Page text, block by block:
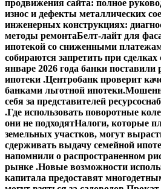
продвижения сайта: полное
износ и дефекты металлических
инженерных конструкциях:
методы ремонтаБелт-лайт для
ипотекой со сниженными
собираются запретить при
январе 2026 года банки поставили
ипотеки .Центробанк проверит
банками льготной ипотеки.
себя за представителей
.Где использовать поворотные
они не подходятНалоги, которые
земельных участков, могут
сдерживать выдачу семейной
напомнили о распространенном
рынке .Новые возможности
капитала предоставят